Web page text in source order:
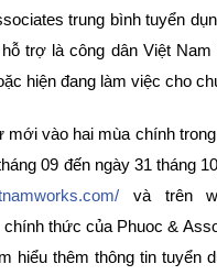
trung bình tuyển
trợ là công dân Việt
hiện đang làm việc cho
vào hai mùa chính
09 đến ngày 31 tháng
và trên
chính thức của Phuoc &
hiểu thêm thông tin tuyển